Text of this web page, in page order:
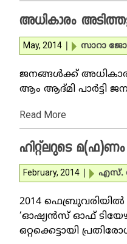
അധികാരം
May, 2014 സാറാ
ജനങ്ങള്‍ക്ക്
ആം ആദ്മി പാര്‍ട്ടി
Read More
ഹിറ്റ്‌ലറുടെ മ(ഫ)ണം
February, 2014 എസ്.
2014
‘ഓഷ്യന്‍സ് ഓഫ്
ഒറ്റക്കെട്ടായി